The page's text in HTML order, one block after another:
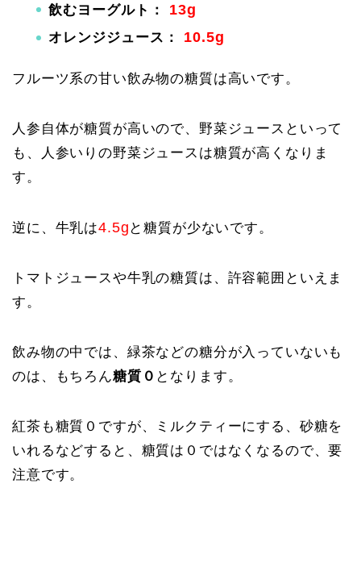
飲むヨーグルト： 13g
オレンジジュース： 10.5g
フルーツ系の甘い飲み物の糖質は高いです。
人参自体が糖質が高いので、野菜ジュースといって
も、人参いりの野菜ジュースは糖質が高くなりま
す。
逆に、牛乳は4.5g と糖質が少ないです。
トマトジュースや牛乳の糖質は、許容範囲といえま
す。
飲み物の中では、緑茶などの糖分が入っていないも
のは、もちろん糖質０ となります。
紅茶も糖質０ですが、ミルクティーにする、砂糖を
いれるなどすると、糖質は０ではなくなるので、要
注意です。